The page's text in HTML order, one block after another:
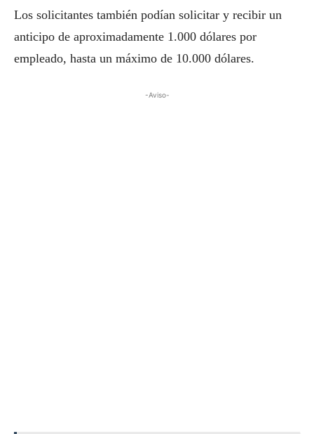
Los solicitantes también podían solicitar y recibir un
anticipo de aproximadamente 1.000 dólares por
empleado, hasta un máximo de 10.000 dólares.
-Aviso-